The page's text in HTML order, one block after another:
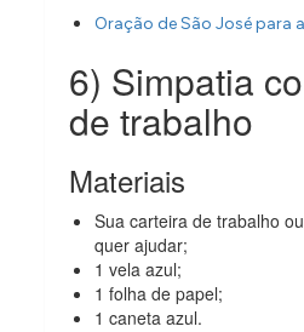
Oração de São José para
6) Simpatia
de trabalho
Materiais
Sua carteira de trabalho
quer ajudar;
1 vela azul;
1 folha de papel;
1 caneta azul.